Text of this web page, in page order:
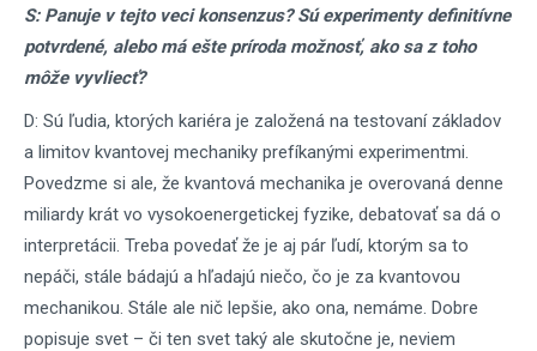
S: Panuje v tejto veci konsenzus? Sú experimenty definitívne
potvrdené, alebo má ešte príroda možnosť, ako sa z toho
môže vyvliecť?
D: Sú ľudia, ktorých kariéra je založená na testovaní základov
a limitov kvantovej mechaniky prefíkanými experimentmi.
Povedzme si ale, že kvantová mechanika je overovaná denne
miliardy krát vo vysokoenergetickej fyzike, debatovať sa dá o
interpretácii. Treba povedať že je aj pár ľudí, ktorým sa to
nepáči, stále bádajú a hľadajú niečo, čo je za kvantovou
mechanikou. Stále ale nič lepšie, ako ona, nemáme. Dobre
popisuje svet – či ten svet taký ale skutočne je, neviem